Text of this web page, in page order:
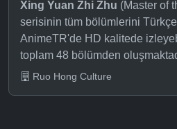
Xing Yuan Zhi Zhu (Master of
serisinin tüm bölümlerini Türkçe
AnimeTR'de HD kalitede
toplam 48 bölümden
Ruo Hong Culture